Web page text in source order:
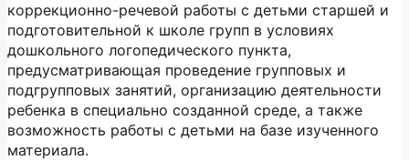
коррекционно-речевой работы с детьми старшей и
подготовительной к школе групп в условиях
дошкольного логопедического пункта,
предусматривающая проведение групповых и
подгрупповых занятий, организацию деятельности
ребенка в специально созданной среде, а также
возможность работы с детьми на базе изученного
материала.